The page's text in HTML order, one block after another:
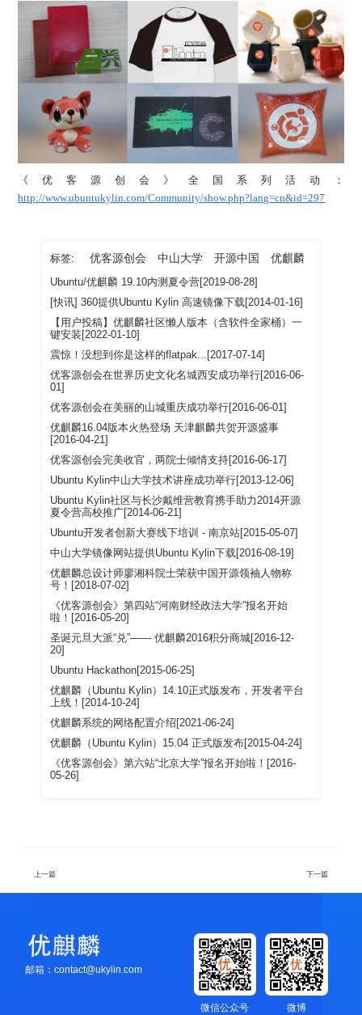
《优客源创会》全国系列活动：
http://www.ubuntukylin.com/Community/show.php?lang=cn&id=297
标签: 优客源创会 中山大学 开源中国 优麒麟
Ubuntu/优麒麟 19.10内测夏令营[2019-08-28]
[快讯] 360提供Ubuntu Kylin 高速镜像下载[2014-01-16]
【用户投稿】优麒麟社区懒人版本（含软件全家桶）一
键安装[2022-01-10]
震惊！没想到你是这样的flatpak...[2017-07-14]
优客源创会在世界历史文化名城西安成功举行[2016-06-
01]
优客源创会在美丽的山城重庆成功举行[2016-06-01]
优麒麟16.04版本火热登场 天津麒麟共贺开源盛事
[2016-04-21]
优客源创会完美收官，两院士倾情支持[2016-06-17]
Ubuntu Kylin中山大学技术讲座成功举行[2013-12-06]
Ubuntu Kylin社区与长沙戴维营教育携手助力2014开源
夏令营高校推广[2014-06-21]
Ubuntu开发者创新大赛线下培训 - 南京站[2015-05-07]
中山大学镜像网站提供Ubuntu Kylin下载[2016-08-19]
优麒麟总设计师廖湘科院士荣获中国开源领袖人物称
号！[2018-07-02]
《优客源创会》第四站“河南财经政法大学”报名开始
啦！[2016-05-20]
圣诞元旦大派“兑”—— 优麒麟2016积分商城[2016-12-
20]
Ubuntu Hackathon[2015-06-25]
优麒麟（Ubuntu Kylin）14.10正式版发布，开发者平台
上线！[2014-10-24]
优麒麟系统的网络配置介绍[2021-06-24]
优麒麟（Ubuntu Kylin）15.04 正式版发布[2015-04-24]
《优客源创会》第六站“北京大学”报名开始啦！[2016-
05-26]
上一篇 下一篇
邮箱：contact@ukylin.com
微博
微信公众号